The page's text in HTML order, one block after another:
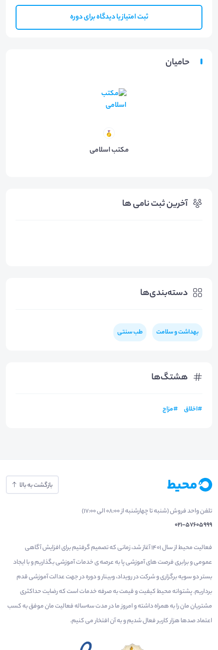
ثبت امتیاز یا دیدگاه برای دوره
آخرین ثبت نامی ها
دسته‌بندی‌ها
بهداشت و سلامت طب سنتی
هشتگ‌ها
#اخلاق #مزاج
حامیان
مکتب اسلامی
بازگشت به بالا
تلفن واحد فروش (شنبه تا چهارشنبه از 08:00 الی 17:00)
021-57605999
فعالیت محیط از سال 1401 آغاز شد، زمانی که تصمیم گرفتیم برای افزایش آگاهی
عمومی و برابری فرصت های آموزشی پا به عرصه ی خدمات آموزشی بگذاریم و با ایجاد
بستر دو سویه برگزاری و شرکت در رویداد، وبینار و دوره در جهت عدالت آموزشی قدم
برداریم. پشتوانه محیط کیفیت و قیمت به صرفه خدمات است که رضایت حداکثری
مشتریان مان را به همراه داشته و امروز ما در مدت سه‌ساله فعالیت مان موفق به کسب
اعتماد صدها هزار کاربر فعال شدیم و به آن افتخار می‌ کنیم.